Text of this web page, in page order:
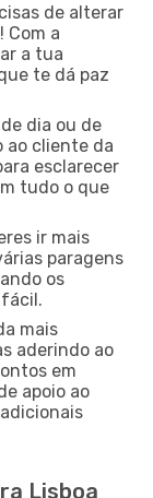
de alterar
Com a
a tua
te dá paz
dia ou de
ao cliente da
esclarecer
tudo o que
ir mais
paragens
os
mais
aderindo ao
em
apoio ao
Lisboa